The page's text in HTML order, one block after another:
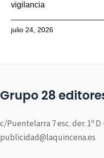
vigilancia
julio 24, 2026
Grupo 28
c/Puentelarra 7 esc. der. 1º D
publicidad@laquincena.es